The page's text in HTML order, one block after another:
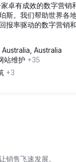
卓有成效的数字营销
斯。我们帮助世界各
报率驱动的数字营销
Australia
站维护 +35
+3
销售飞速发展。